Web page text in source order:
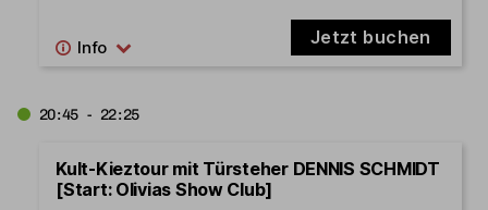
Jetzt buchen
20:45 - 22:25
Kult-Kieztour mit Türsteher DENNIS SCHMIDT
[Start: Olivias Show Club]